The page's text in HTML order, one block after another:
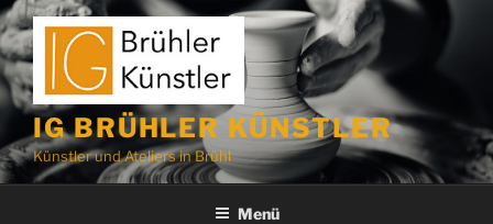
Zum
Inhalt
springen
IG BRÜHLER KÜNSTLER
Künstler und Ateliers in Brühl
Menü